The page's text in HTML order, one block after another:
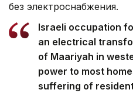
без электроснабжения.
Israeli occupation
an electrical
of Maariyah in
power to most
suffering of